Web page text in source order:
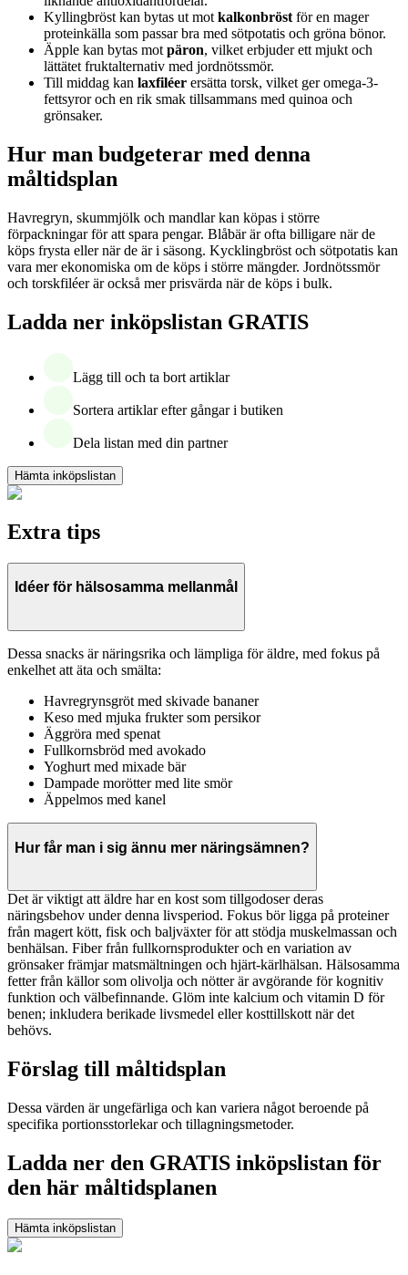
Kyllingbröst kan bytas ut motkalkonbröstför en mager
proteinkälla som passar bra med sötpotatis och gröna bönor.
Äpple kan bytas motpäron, vilket erbjuder ett mjukt och
lättätet fruktalternativ med jordnötssmör.
Till middag kan laxfiléer ersätta torsk, vilket ger omega-3-
fettsyror och en rik smak tillsammans med quinoa och
grönsaker.
Hur man budgeterar med denna
måltidsplan
Havregryn, skummjölk och mandlar kan köpas i större
förpackningar för att spara pengar. Blåbär är ofta billigare när de
köps frysta eller när de är i säsong. Kycklingbröst och sötpotatis kan
vara mer ekonomiska om de köps i större mängder. Jordnötssmör
och torskfiléer är också mer prisvärda när de köps i bulk.
Ladda ner inköpslistan GRATIS
Lägg till och ta bort artiklar
Sortera artiklar efter gångar i butiken
Dela listan med din partner
Hämta inköpslistan
Extra tips
Idéer för hälsosamma mellanmål
Dessa snacks är näringsrika och lämpliga för äldre, med fokus på
enkelhet att äta och smälta:
Havregrynsgröt med skivade bananer
Keso med mjuka frukter som persikor
Äggröra med spenat
Fullkornsbröd med avokado
Yoghurt med mixade bär
Dampade morötter med lite smör
Äppelmos med kanel
Hur får man i sig ännu mer näringsämnen?
Det är viktigt att äldre har en kost som tillgodoser deras
näringsbehov under denna livsperiod. Fokus bör ligga på proteiner
från magert kött, fisk och baljväxter för att stödja muskelmassan och
benhälsan. Fiber från fullkornsprodukter och en variation av
grönsaker främjar matsmältningen och hjärt-kärlhälsan. Hälsosamma
fetter från källor som olivolja och nötter är avgörande för kognitiv
funktion och välbefinnande. Glöm inte kalcium och vitamin D för
benen; inkludera berikade livsmedel eller kosttillskott när det
behövs.
Förslag till måltidsplan
Dessa värden är ungefärliga och kan variera något beroende på
specifika portionsstorlekar och tillagningsmetoder.
Ladda ner den GRATIS inköpslistan för
den här måltidsplanen
Hämta inköpslistan